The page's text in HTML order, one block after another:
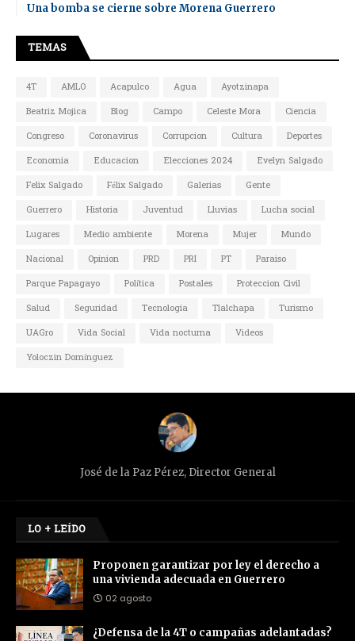
Una bomba se cierne sobre Morena Guerrero
TEMAS
4T AMLO Acapulco Agua
Ayotzinapa
Beatriz Mojica
Blog Campo Celeste Mora
Ciencia
Congreso
Coronavirus Corrupcion Cultura
Deportes
Economia
Educacion Elecciones 2024
Evelyn Salgado
Felix Salgado
Félix Salgado Galerias
Gente
Guerrero
Historia Juventud Lluvias
Lucha social
Lugares
Medio ambiente Morena Mujer
Mundo
Nacional
Opinion PRD PRI PT
Paraiso
Parque Papagayo
Política Postales
Proteccion Civil
Salud
Seguridad Tecnologia Tlalchapa
Turismo
UAGro
Vida Social Vida nocturna
Videos
Yoloczin Domínguez
José de la Paz Pérez, Director General
LO + LEÍDO
Proponen garantizar por ley el derecho a
una vivienda adecuada en Guerrero
02 agosto
¿Defensa de la 4T o campañas adelantadas?